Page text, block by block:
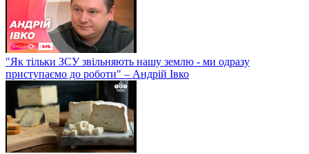
"Як тільки ЗСУ звільняють нашу землю - ми одразу
приступаємо до роботи" – Андрій Івко